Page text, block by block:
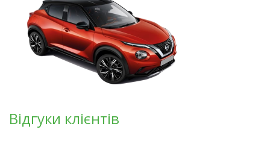
Відгуки клієнтів